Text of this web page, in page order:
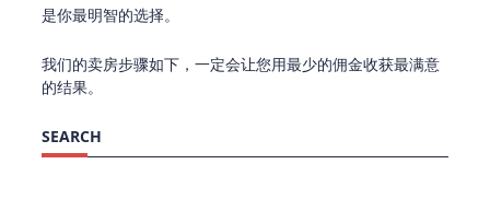
是你最明智的选择。
我们的卖房步骤如下，一定会让您用最少的佣金收获最满意
的结果。
SEARCH